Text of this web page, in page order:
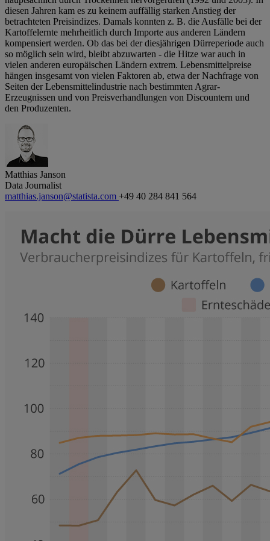
diesen Jahren kam es zu keinem auffällig starken Anstieg der
betrachteten Preisindizes. Damals konnten z. B. die Ausfälle bei der
Kartoffelernte mehrheitlich durch Importe aus anderen Ländern
kompensiert werden. Ob das bei der diesjährigen Dürreperiode auch
so möglich sein wird, bleibt abzuwarten - die Hitze war auch in
vielen anderen europäischen Ländern extrem. Lebensmittelpreise
hängen insgesamt von vielen Faktoren ab, etwa der Nachfrage von
Seiten der Lebensmittelindustrie nach bestimmten Agrar-
Erzeugnissen und von Preisverhandlungen von Discountern und
den Produzenten.
Matthias Janson
Data Journalist
matthias.janson@statista.com +49 40 284 841 564